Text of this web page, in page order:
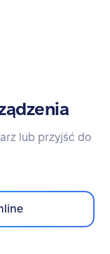
lub przyjść do